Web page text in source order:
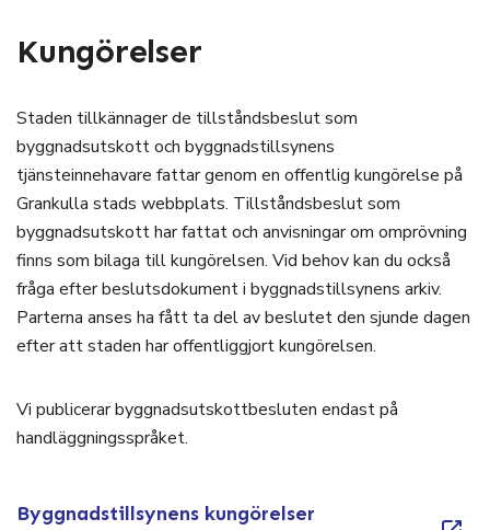
Kungörelser
Staden tillkännager de tillståndsbeslut som
byggnadsutskott och byggnadstillsynens
tjänsteinnehavare fattar genom en offentlig kungörelse på
Grankulla stads webbplats. Tillståndsbeslut som
byggnadsutskott har fattat och anvisningar om omprövning
finns som bilaga till kungörelsen. Vid behov kan du också
fråga efter beslutsdokument i byggnadstillsynens arkiv.
Parterna anses ha fått ta del av beslutet den sjunde dagen
efter att staden har offentliggjort kungörelsen.
Vi publicerar byggnadsutskottbesluten endast på
handläggningsspråket.
Byggnadstillsynens kungörelser